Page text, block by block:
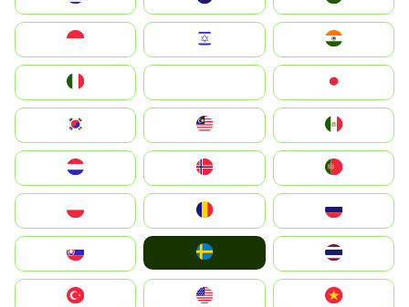
South Korea
United States